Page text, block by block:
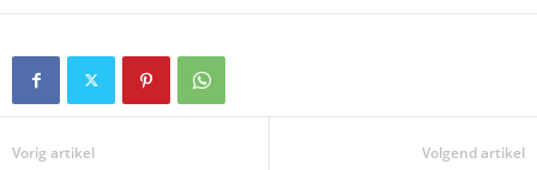
Vorig artikel Volgend artikel